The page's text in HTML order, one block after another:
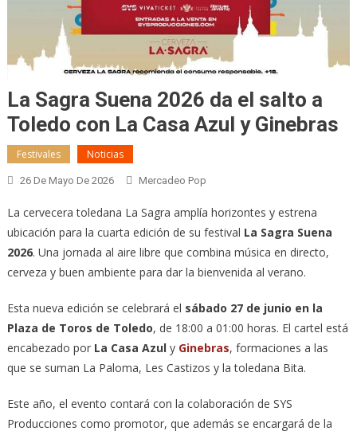
La Sagra Suena 2026 da el salto a
Toledo con La Casa Azul y Ginebras
Festivales Noticias
26 De Mayo De 2026 Mercadeo Pop
La cervecera toledana La Sagra amplía horizontes y estrena
ubicación para la cuarta edición de su festival La Sagra Suena
2026. Una jornada al aire libre que combina música en directo,
cerveza y buen ambiente para dar la bienvenida al verano.
Esta nueva edición se celebrará el sábado 27 de junio en la
Plaza de Toros de Toledo, de 18:00 a 01:00 horas. El cartel está
encabezado por La Casa Azuly Ginebras, formaciones a las
que se suman La Paloma, Les Castizos y la toledana Bita.
Este año, el evento contará con la colaboración de SYS
Producciones como promotor, que además se encargará de la